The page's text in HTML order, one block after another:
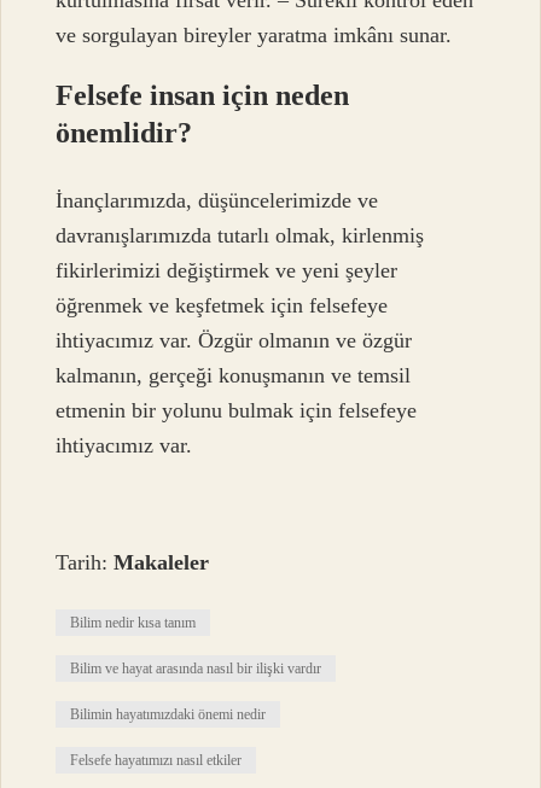
ve sorgulayan bireyler yaratma imkânı sunar.
Felsefe insan için neden
önemlidir?
İnançlarımızda, düşüncelerimizde ve
davranışlarımızda tutarlı olmak, kirlenmiş
fikirlerimizi değiştirmek ve yeni şeyler
öğrenmek ve keşfetmek için felsefeye
ihtiyacımız var. Özgür olmanın ve özgür
kalmanın, gerçeği konuşmanın ve temsil
etmenin bir yolunu bulmak için felsefeye
ihtiyacımız var.
Tarih:Makaleler
Bilim nedir kısa tanım
Bilim ve hayat arasında nasıl bir ilişki vardır
Bilimin hayatımızdaki önemi nedir
Felsefe hayatımızı nasıl etkiler